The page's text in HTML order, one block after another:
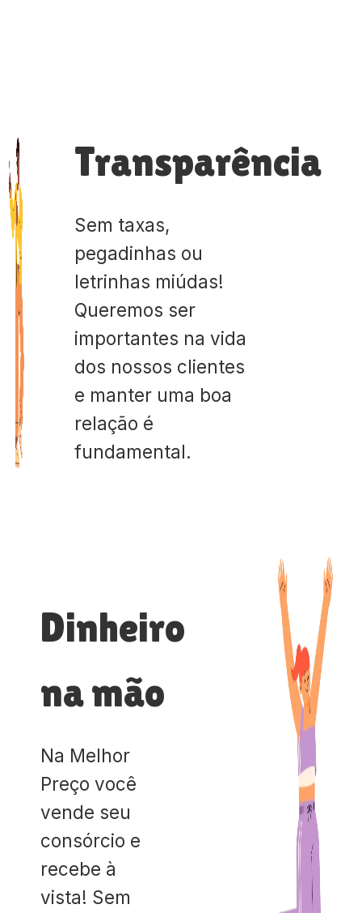
Transparência
Sem taxas,
pegadinhas ou
letrinhas miúdas!
Queremos ser
importantes na vida
dos nossos clientes
e manter uma boa
relação é
fundamental.
Dinheiro
na mão
Na Melhor
Preço você
vende seu
consórcio e
recebe à
vista! Sem